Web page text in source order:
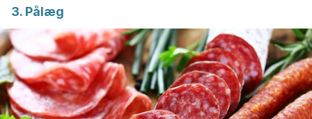
3. Pålæg